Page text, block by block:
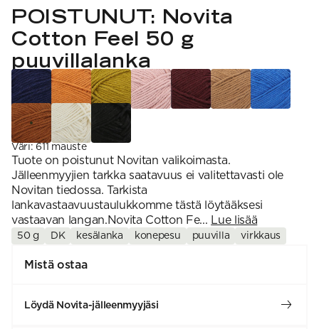
7 Veljestä
Nalle
Wonder Wool
1 = ohuin, 7 = paksuin
1. Lace
3. Sport
4. DK
5. Aran
6. Chunky
7. Super Chunky
SESONGIN MALLISTOT
SS26 Kirsikka
Simberg & Hanna
Sumari
SS26 Hyvän olon
neuleet
SS26 Auringon
kosketus -
INSPIROIDU
Yhteisö
Ajankohtaista
Tilaa uutiskirje
Kaikki artikkelit
POISTUNUT: Novita
Cotton Feel 50 g
puuvillalanka
Väri:611 mauste
Tuote on poistunut Novitan valikoimasta.
Jälleenmyyjien tarkka saatavuus ei valitettavasti ole
Novitan tiedossa. Tarkista
lankavastaavuustaulukkomme tästä löytääksesi
vastaavan langan.Novita Cotton Fe... Lue lisää
50 g DK kesälanka konepesu puuvilla virkkaus
Mistä ostaa
Löydä Novita-jälleenmyyjäsi